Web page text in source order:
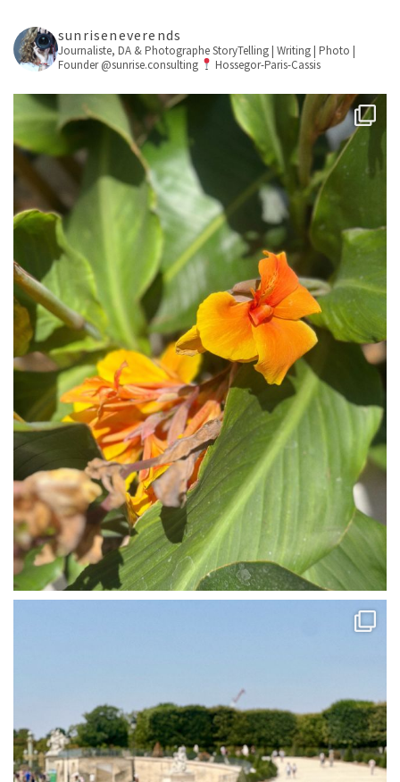
sunriseneverends
Journaliste, DA & PhotographeStoryTelling | Writing | Photo |
Founder @sunrise.consulting
Hossegor-Paris-Cassis